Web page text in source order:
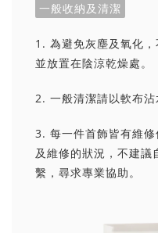
一般收納及清潔
1. 為避免灰塵及氧化，
並放置在陰涼乾燥處。
2. 一般清潔請以軟布沾
3. 每一件首飾皆有維
及維修的狀況，不建議
繫，尋求專業協助。